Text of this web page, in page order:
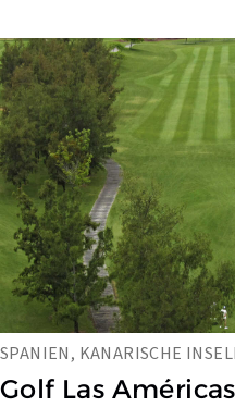
SPANIEN, KANARISCHE
Golf Las Américas